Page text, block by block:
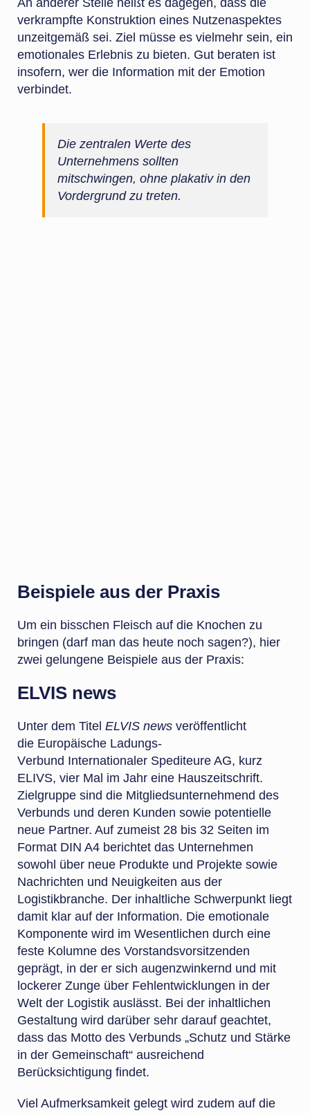
An anderer Stelle heißt es dagegen, dass die
verkrampfte Konstruktion eines Nutzenaspektes
unzeitgemäß sei. Ziel müsse es vielmehr sein, ein
emotionales Erlebnis zu bieten. Gut beraten ist
insofern, wer die Information mit der Emotion
verbindet.
Die zentralen Werte des
Unternehmens sollten
mitschwingen, ohne plakativ in den
Vordergrund zu treten.
Beispiele aus der Praxis
Um ein bisschen Fleisch auf die Knochen zu
bringen (darf man das heute noch sagen?), hier
zwei gelungene Beispiele aus der Praxis:
ELVIS news
Unter dem Titel ELVIS newsveröffentlicht
die Europäische Ladungs-
Verbund Internationaler Spediteure AG, kurz
ELIVS, vier Mal im Jahr eine Hauszeitschrift.
Zielgruppe sind die Mitgliedsunternehmend des
Verbunds und deren Kunden sowie potentielle
neue Partner. Auf zumeist 28 bis 32 Seiten im
Format DIN A4 berichtet das Unternehmen
sowohl über neue Produkte und Projekte sowie
Nachrichten und Neuigkeiten aus der
Logistikbranche. Der inhaltliche Schwerpunkt liegt
damit klar auf der Information. Die emotionale
Komponente wird im Wesentlichen durch eine
feste Kolumne des Vorstandsvorsitzenden
geprägt, in der er sich augenzwinkernd und mit
lockerer Zunge über Fehlentwicklungen in der
Welt der Logistik auslässt. Bei der inhaltlichen
Gestaltung wird darüber sehr darauf geachtet,
dass das Motto des Verbunds „Schutz und Stärke
in der Gemeinschaft“ ausreichend
Berücksichtigung findet.
Viel Aufmerksamkeit gelegt wird zudem auf die